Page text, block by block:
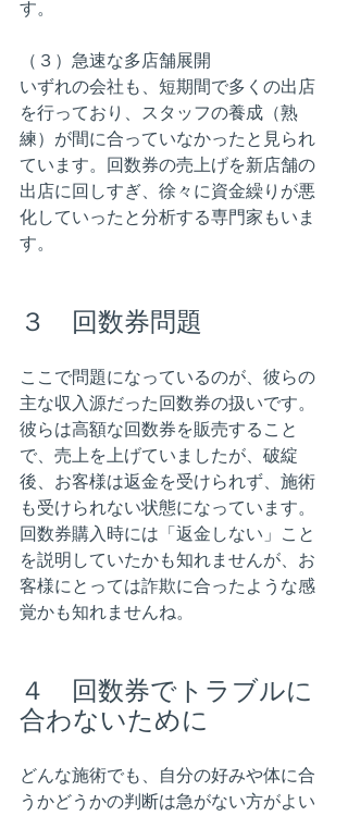
す。
（３）急速な多店舗展開
いずれの会社も、短期間で多くの出店
を行っており、スタッフの養成（熟
練）が間に合っていなかったと見られ
ています。回数券の売上げを新店舗の
出店に回しすぎ、徐々に資金繰りが悪
化していったと分析する専門家もいま
す。
３　回数券問題
ここで問題になっているのが、彼らの
主な収入源だった回数券の扱いです。
彼らは高額な回数券を販売すること
で、売上を上げていましたが、破綻
後、お客様は返金を受けられず、施術
も受けられない状態になっています。
回数券購入時には「返金しない」こと
を説明していたかも知れませんが、お
客様にとっては詐欺に合ったような感
覚かも知れませんね。
４　回数券でトラブルに
合わないために
どんな施術でも、自分の好みや体に合
うかどうかの判断は急がない方がよい